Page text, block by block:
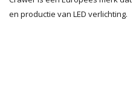
en productie van LED verlichting.